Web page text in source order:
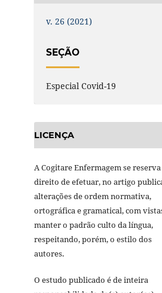
v. 26 (2021)
SEÇÃO
Especial Covid-19
LICENÇA
A Cogitare Enfermagem se
direito de efetuar, no artigo
alterações de ordem normativa,
ortográfica e gramatical, com
manter o padrão culto da língua,
respeitando, porém, o estilo dos
autores.
O estudo publicado é de inteira